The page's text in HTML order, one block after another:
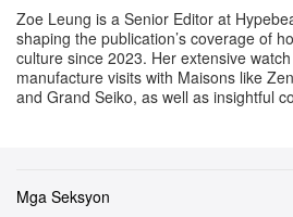
Kumukumpleto rin ang ika‑10
wardrobe sa pamamagitan ng
regular graphic T‑shirts, kabilang
Zoe Leung is a Senior Editor at
shaping the publication’s coverage of
culture since 2023. Her extensive
manufacture visits with Maisons like
and Grand Seiko, as well as insightful
Mga Seksyon